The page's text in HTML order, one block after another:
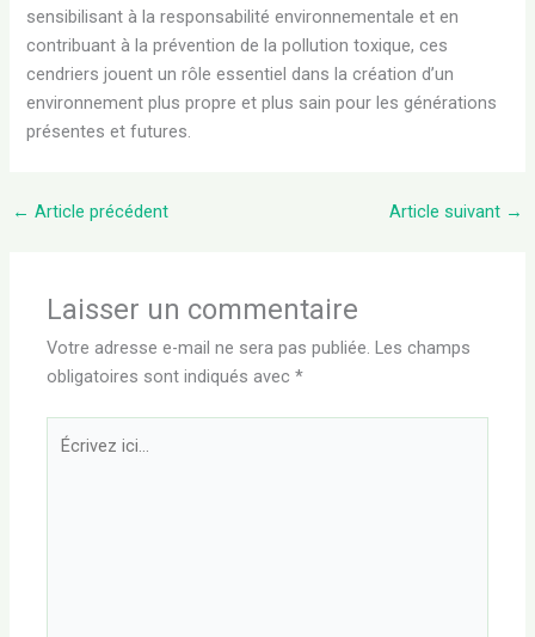
sensibilisant à la responsabilité environnementale et en
contribuant à la prévention de la pollution toxique, ces
cendriers jouent un rôle essentiel dans la création d’un
environnement plus propre et plus sain pour les générations
présentes et futures.
← Article précédent Article suivant →
Laisser un commentaire
Votre adresse e-mail ne sera pas publiée. Les champs
obligatoires sont indiqués avec*
Écrivez